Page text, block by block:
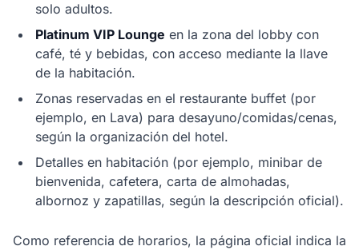
solo adultos.
Platinum VIP Lounge en la zona del lobby con
café, té y bebidas, con acceso mediante la llave
de la habitación.
Zonas reservadas en el restaurante buffet (por
ejemplo, en Lava) para desayuno/comidas/cenas,
según la organización del hotel.
Detalles en habitación (por ejemplo, minibar de
bienvenida, cafetera, carta de almohadas,
albornoz y zapatillas, según la descripción oficial).
Como referencia de horarios, la página oficial indica la